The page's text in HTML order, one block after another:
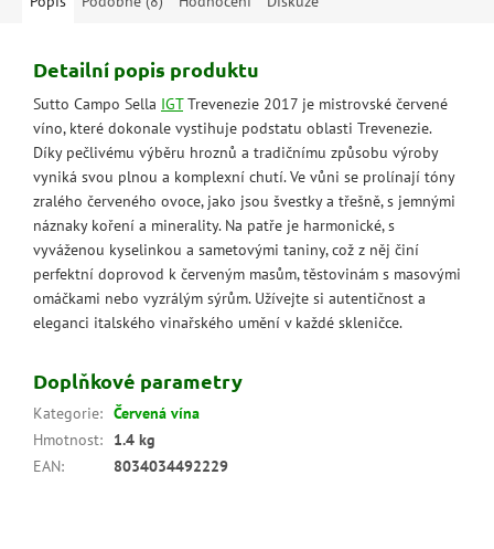
Detailní popis produktu
Sutto Campo Sella IGTTrevenezie 2017 je mistrovské červené
víno, které dokonale vystihuje podstatu oblasti Trevenezie.
Díky pečlivému výběru hroznů a tradičnímu způsobu výroby
vyniká svou plnou a komplexní chutí. Ve vůni se prolínají tóny
zralého červeného ovoce, jako jsou švestky a třešně, s jemnými
náznaky koření a minerality. Na patře je harmonické, s
vyváženou kyselinkou a sametovými taniny, což z něj činí
perfektní doprovod k červeným masům, těstovinám s masovými
omáčkami nebo vyzrálým sýrům. Užívejte si autentičnost a
eleganci italského vinařského umění v každé skleničce.
Doplňkové parametry
Kategorie: Červená vína
Hmotnost:
1.4 kg
EAN: 8034034492229